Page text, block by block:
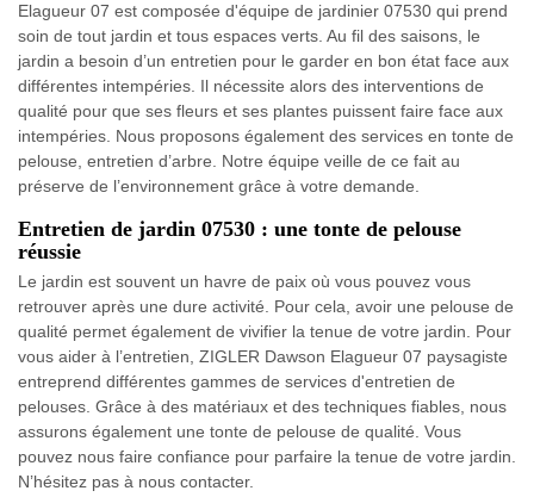
Elagueur 07 est composée d'équipe de jardinier 07530 qui prend
soin de tout jardin et tous espaces verts. Au fil des saisons, le
jardin a besoin d’un entretien pour le garder en bon état face aux
différentes intempéries. Il nécessite alors des interventions de
qualité pour que ses fleurs et ses plantes puissent faire face aux
intempéries. Nous proposons également des services en tonte de
pelouse, entretien d’arbre. Notre équipe veille de ce fait au
préserve de l’environnement grâce à votre demande.
Entretien de jardin 07530 : une tonte de pelouse
réussie
Le jardin est souvent un havre de paix où vous pouvez vous
retrouver après une dure activité. Pour cela, avoir une pelouse de
qualité permet également de vivifier la tenue de votre jardin. Pour
vous aider à l’entretien, ZIGLER Dawson Elagueur 07 paysagiste
entreprend différentes gammes de services d'entretien de
pelouses. Grâce à des matériaux et des techniques fiables, nous
assurons également une tonte de pelouse de qualité. Vous
pouvez nous faire confiance pour parfaire la tenue de votre jardin.
N’hésitez pas à nous contacter.